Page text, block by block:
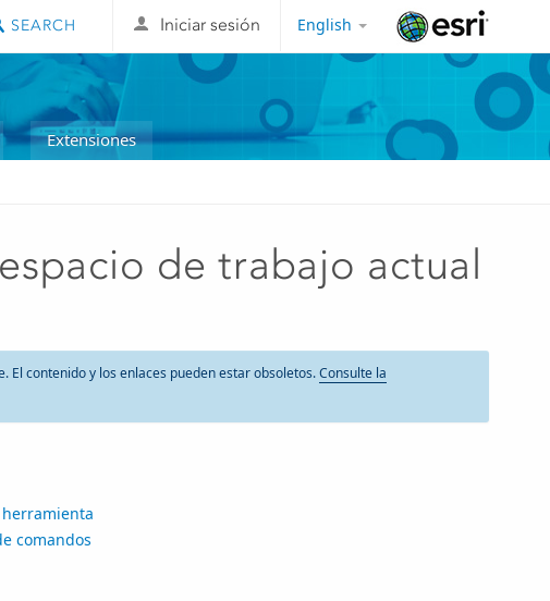
English
Iniciar sesión
Extensiones
de trabajo actual
El contenido y los enlaces pueden estar obsoletos.Consulte la
comandos